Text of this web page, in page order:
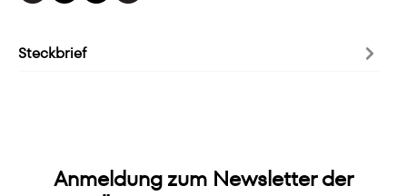
Steckbrief
Anmeldung zum Newsletter der